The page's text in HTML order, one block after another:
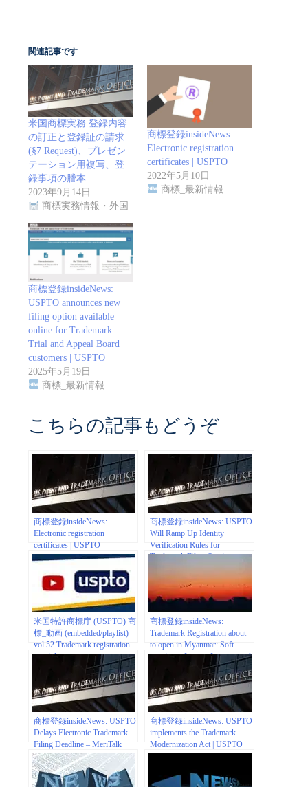
関連記事です
米国商標実務 登録内容
の訂正と登録証の請求
(§7 Request)、プレゼン
テーション用複写、登
録事項の謄本
2023年9月14日
商標実務情報・外国
商標登録insideNews:
Electronic registration
certificates | USPTO
2022年5月10日
商標_最新情報
商標登録insideNews:
USPTO announces new
filing option available
online for Trademark
Trial and Appeal Board
customers | USPTO
2025年5月19日
商標_最新情報
こちらの記事もどうぞ
商標登録insideNews:
Electronic registration
certificates | USPTO
商標登録insideNews: USPTO
Will Ramp Up Identity
Verification Rules for
Trademark Filers Starting in
August 6 | ipwatchdog.com
米国特許商標庁 (USPTO) 商
標_動画 (embedded/playlist)
vol.52 Trademark registration
tutorials
商標登録insideNews:
Trademark Registration about
to open in Myanmar: Soft
opening – Inventa International
商標登録insideNews: USPTO
Delays Electronic Trademark
Filing Deadline – MeriTalk
商標登録insideNews: USPTO
implements the Trademark
Modernization Act | USPTO